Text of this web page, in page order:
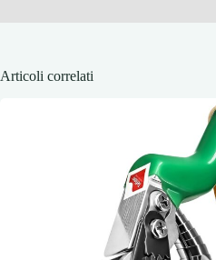
Articoli correlati